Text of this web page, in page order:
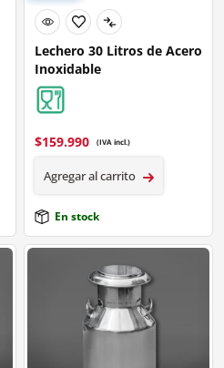
Lechero 30 Litros de Acero
Inoxidable
$159.990 (IVA incl.)
Agregar al carrito
En stock